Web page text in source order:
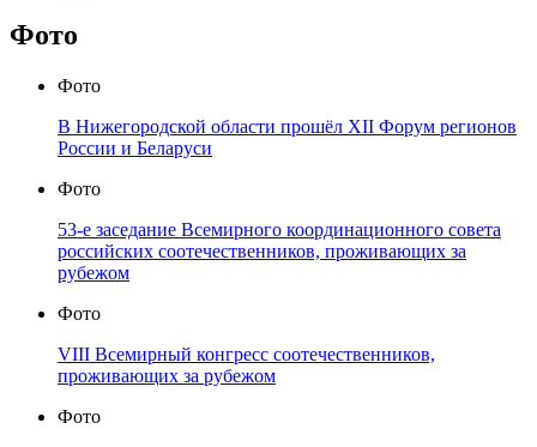
Фото
Фото
В Нижегородской области прошёл XII Форум регионов
России и Беларуси
Фото
53-е заседание Всемирного координационного совета
российских соотечественников, проживающих за
рубежом
Фото
VIII Всемирный конгресс соотечественников,
проживающих за рубежом
Фото